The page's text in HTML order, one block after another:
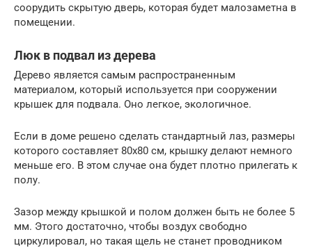
соорудить скрытую дверь, которая будет малозаметна в
помещении.
Люк в подвал из дерева
Дерево является самым распространенным
материалом, который используется при сооружении
крышек для подвала. Оно легкое, экологичное.
Если в доме решено сделать стандартный лаз, размеры
которого составляет 80х80 см, крышку делают немного
меньше его. В этом случае она будет плотно прилегать к
полу.
Зазор между крышкой и полом должен быть не более 5
мм. Этого достаточно, чтобы воздух свободно
циркулировал, но такая щель не станет проводником